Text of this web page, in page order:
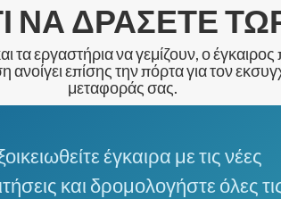
ΝΑ ΔΡΆΣΕΤΕ
τα εργαστήρια να γεμίζουν, ο
ανοίγει επίσης την πόρτα για τον
μεταφοράς σας.
έγκαιρα με τις νέες
και δρομολογήστε όλες